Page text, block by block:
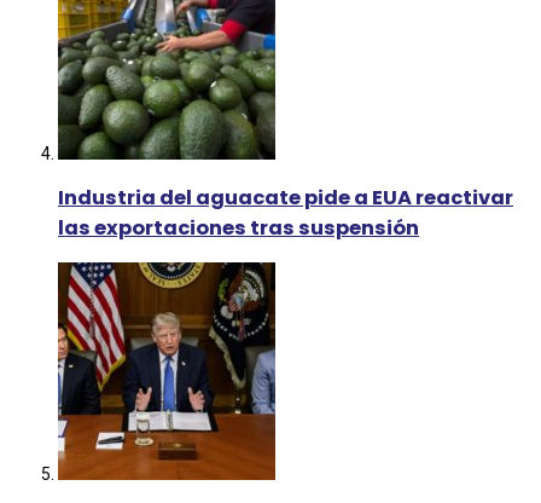
Industria del aguacate pide a EUA reactivar
las exportaciones tras suspensión